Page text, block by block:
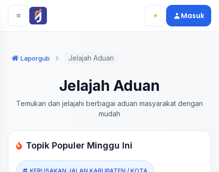
Langsung ke konten utama
Langsung ke navigasi
Masuk
Laporgub Jelajah Aduan
Jelajah Aduan
Temukan dan jelajahi berbagai aduan masyarakat dengan
mudah
Topik Populer Minggu Ini